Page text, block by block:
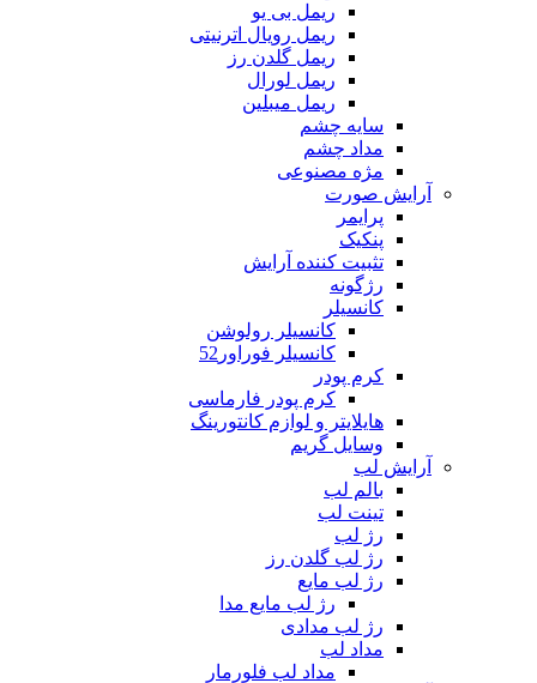
ریمل بی یو
ریمل رویال اترنیتی
ریمل گلدن رز
ریمل لورال
ریمل میبلین
سایه چشم
مداد چشم
مژه مصنوعی
آرایش صورت
پرایمر
پنکیک
تثبیت کننده آرایش
رژگونه
کانسیلر
کانسیلر رولوشن
کانسیلر فوراور52
کرم پودر
کرم پودر فارماسی
هایلایتر و لوازم کانتورینگ
وسایل گریم
آرایش لب
بالم لب
تینت لب
رژ لب
رژ لب گلدن رز
رژ لب مایع
رژ لب مایع مدا
رژ لب مدادی
مداد لب
مداد لب فلورمار